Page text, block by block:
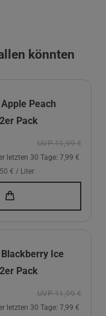
könnten
Apple Peach
Pack
UVP 11,99 €
letzten 30 Tage: 7,99 €
€ / Liter
Blackberry Ice
Pack
UVP 11,99 €
letzten 30 Tage: 7,99 €